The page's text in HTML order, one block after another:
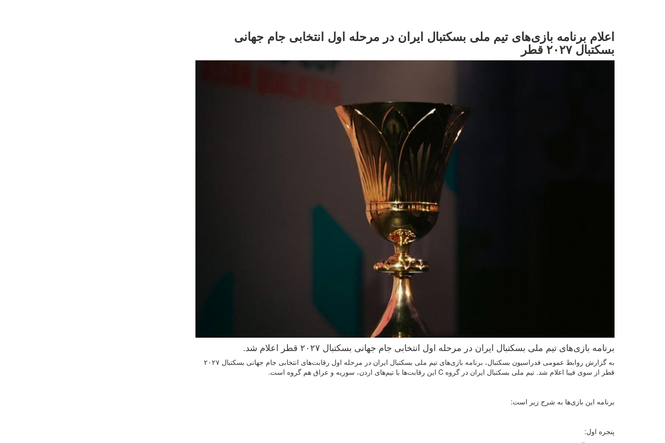
اعلام برنامه بازی‌های تیم ملی بسکتبال ایران در مرحله اول انتخابی جام جهانی
بسکتبال ۲۰۲۷ قطر
برنامه بازی‌های تیم ملی بسکتبال ایران در مرحله اول انتخابی جام جهانی بسکتبال ۲۰۲۷ قطر اعلام شد.
به گزارش روابط عمومی فدراسیون بسکتبال، برنامه بازی‌های تیم ملی بسکتبال ایران در مرحله اول رقابت‌های انتخابی جام جهانی بسکتبال ۲۰۲۷
قطر از سوی فیبا اعلام شد. تیم ملی بسکتبال ایران در گروه C این رقابت‌ها با تیم‌های اردن، سوریه و عراق هم گروه است.
برنامه این بازی‌ها به شرح زير است:
پنجره اول: